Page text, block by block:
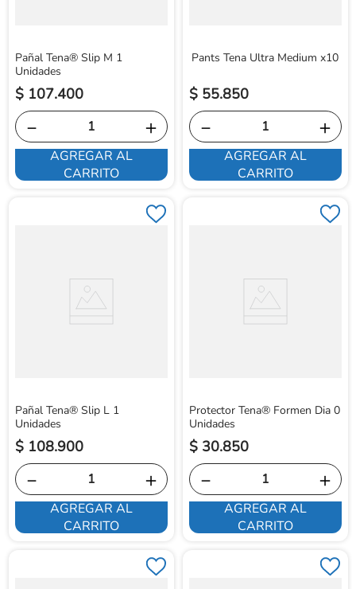
Pañal Tena® Slip M 1
Unidades
$ 107.400
＋
－
AGREGAR AL
CARRITO
Pants Tena Ultra Medium x10
$ 55.850
＋
－
AGREGAR AL
CARRITO
Pañal Tena® Slip L 1
Unidades
$ 108.900
＋
－
AGREGAR AL
CARRITO
Protector Tena® Formen Dia 0
Unidades
$ 30.850
＋
－
AGREGAR AL
CARRITO